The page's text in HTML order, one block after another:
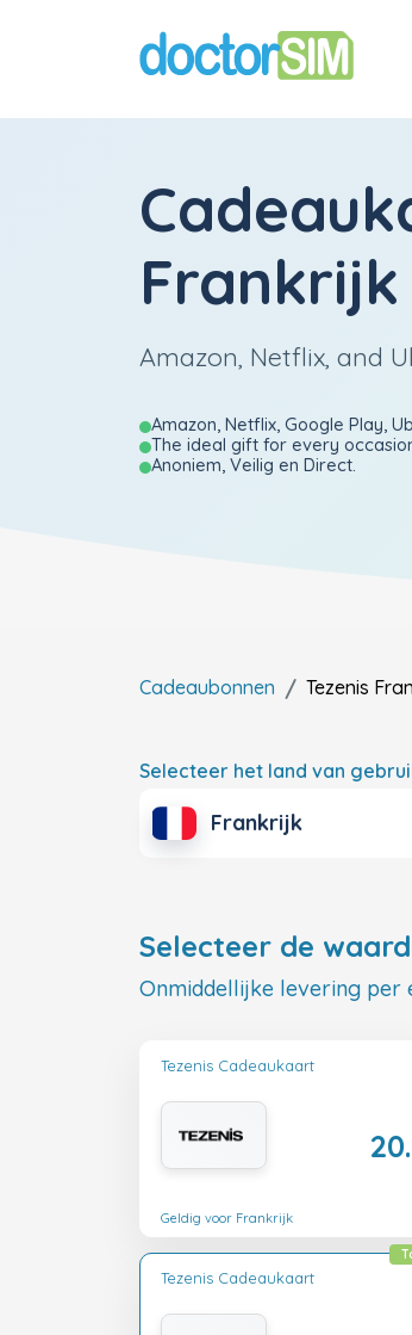
Frankrijk
Amazon, Netflix, and
Amazon, Netflix, Google Play,
The ideal gift for every
Anoniem, Veilig en Direct.
Cadeaubonnen Tezenis
Selecteer het land van
Frankrijk
Selecteer de
Onmiddellijke levering per
Tezenis Cadeaukaart
Geldig voor Frankrijk
Tezenis Cadeaukaart